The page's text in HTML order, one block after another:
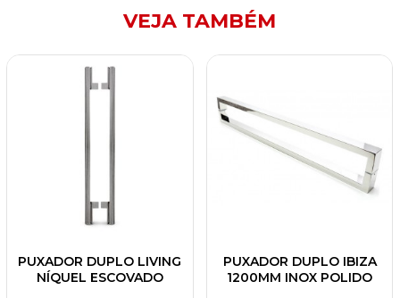
VEJA TAMBÉM
PUXADOR DUPLO LIVING
NÍQUEL ESCOVADO
PUXADOR DUPLO IBIZA
1200MM INOX POLIDO